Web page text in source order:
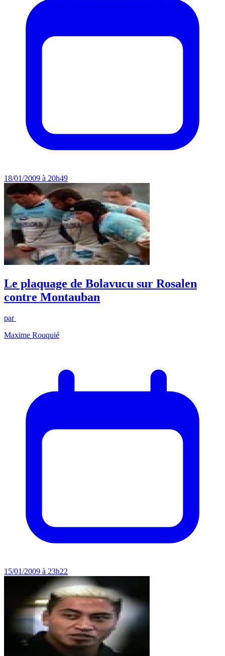
18/01/2009 à 20h49
Le plaquage de Bolavucu sur Rosalen
contre Montauban
par
Maxime Rouquié
15/01/2009 à 23h22